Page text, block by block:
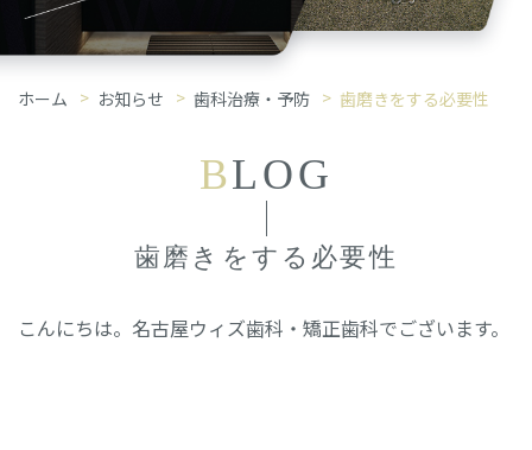
ホーム お知らせ 歯科治療・予防 歯磨きをする必要性
BLOG
歯磨きをする必要性
こんにちは。名古屋ウィズ歯科・矯正歯科でございます。